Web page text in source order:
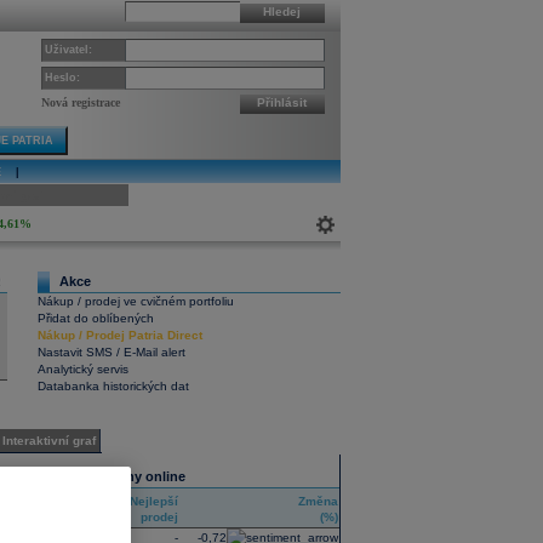
Hledej
Uživatel:
Heslo:
Nová registrace Přihlásit
PATRIA
Akce
Nákup / prodej ve cvičném portfoliu
Přidat do oblíbených
Nákup/ Prodej Patria Direct
Nastavit SMS / E-Mail alert
Analytický servis
Databanka historických dat
Interaktivní graf
Všechny trhy online
Nejlepší
prodej
Změna
(%)
- -0,72